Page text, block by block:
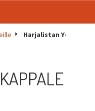
Harjalistan Y-